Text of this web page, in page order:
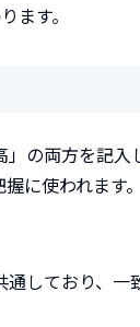
ます。
の両方を記入
に使われます
しており、一